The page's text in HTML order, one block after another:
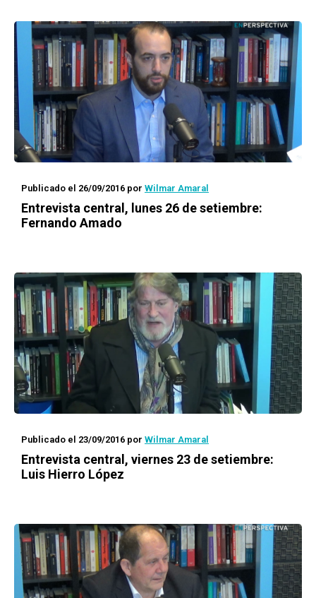
Publicado el 26/09/2016 por Wilmar Amaral
Entrevista central, lunes 26 de setiembre:
Fernando Amado
Publicado el 23/09/2016 por Wilmar Amaral
Entrevista central, viernes 23 de setiembre:
Luis Hierro López